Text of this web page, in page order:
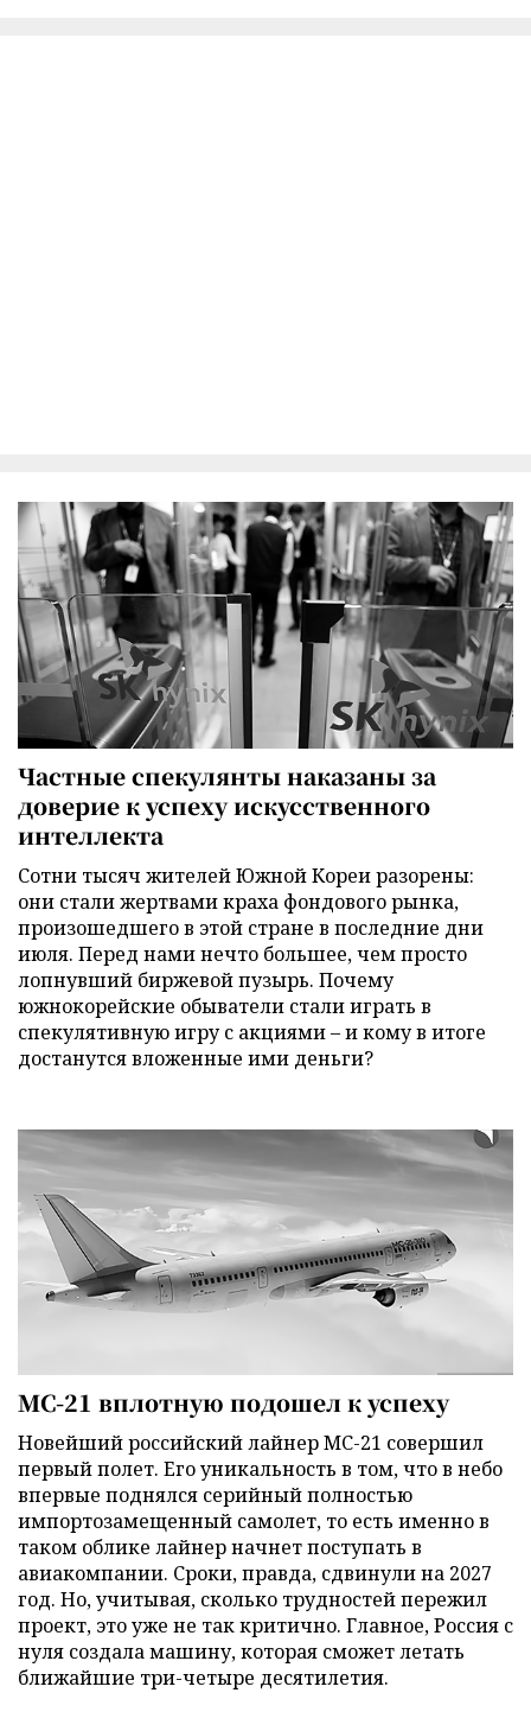
Частные спекулянты наказаны за
доверие к успеху искусственного
интеллекта
Сотни тысяч жителей Южной Кореи разорены:
они стали жертвами краха фондового рынка,
произошедшего в этой стране в последние дни
июля. Перед нами нечто большее, чем просто
лопнувший биржевой пузырь. Почему
южнокорейские обыватели стали играть в
спекулятивную игру с акциями – и кому в итоге
достанутся вложенные ими деньги?
МС-21 вплотную подошел к успеху
Новейший российский лайнер МС-21 совершил
первый полет. Его уникальность в том, что в небо
впервые поднялся серийный полностью
импортозамещенный самолет, то есть именно в
таком облике лайнер начнет поступать в
авиакомпании. Сроки, правда, сдвинули на 2027
год. Но, учитывая, сколько трудностей пережил
проект, это уже не так критично. Главное, Россия с
нуля создала машину, которая сможет летать
ближайшие три-четыре десятилетия.